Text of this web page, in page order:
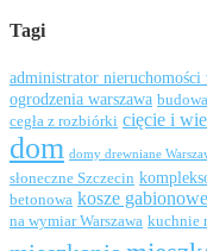
Tagi
administrator nieruchomości
ogrodzenia warszawa budowa
cegła z rozbiórki cięcie i
dom domy drewniane
słoneczne Szczecin
betonowa kosze
na wymiar Warszawa kuchnie